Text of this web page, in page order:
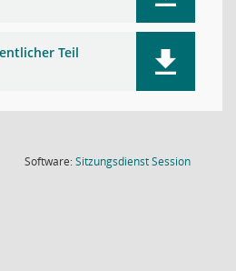
Teil
Software:SitzungsdienstSession(Wird in